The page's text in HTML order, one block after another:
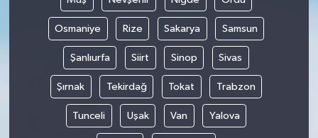
Osmaniye Rize Sakarya Samsun
Şanlıurfa Siirt Sinop Sivas
Şırnak Tekirdağ Tokat Trabzon
Tunceli Uşak Van Yalova